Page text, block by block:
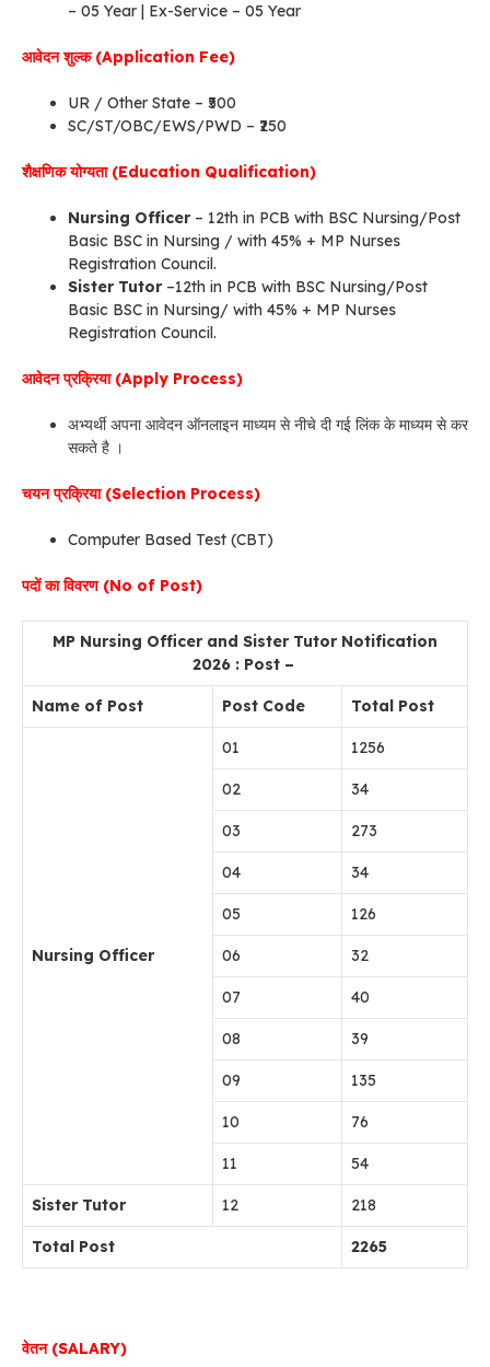
– 05 Year | Ex-Service – 05 Year
आवेदन शुल्क (Application Fee)
UR / Other State – ₹500
SC/ST/OBC/EWS/PWD – ₹250
शैक्षणिक योग्यता (Education Qualification)
Nursing Officer– 12th in PCB with BSC Nursing/Post
Basic BSC in Nursing / with 45% + MP Nurses
Registration Council.
Sister Tutor–12th in PCB with BSC Nursing/Post
Basic BSC in Nursing/ with 45% + MP Nurses
Registration Council.
आवेदन प्रक्रिया (Apply Process)
अभ्यर्थी अपना आवेदन ऑनलाइन माध्यम से नीचे दी गई लिंक के माध्यम से कर
सकते है ।
चयन प्रक्रिया (Selection Process)
Computer Based Test (CBT)
पदों का विवरण (No of Post)
MP Nursing Officer and Sister Tutor Notification
2026 : Post –
Name of Post Post Code Total Post
Nursing Officer
01 1256
02 34
03 273
04 34
05 126
06 32
07 40
08 39
09 135
10 76
11 54
Sister Tutor 12 218
Total Post 2265
वेतन (SALARY)